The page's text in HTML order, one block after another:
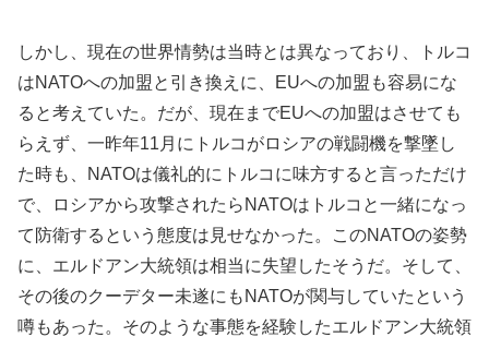
しかし、現在の世界情勢は当時とは異なっており、トルコ
はNATOへの加盟と引き換えに、EUへの加盟も容易にな
ると考えていた。だが、現在までEUへの加盟はさせても
らえず、一昨年11月にトルコがロシアの戦闘機を撃墜し
た時も、NATOは儀礼的にトルコに味方すると言っただけ
で、ロシアから攻撃されたらNATOはトルコと一緒になっ
て防衛するという態度は見せなかった。このNATOの姿勢
に、エルドアン大統領は相当に失望したそうだ。そして、
その後のクーデター未遂にもNATOが関与していたという
噂もあった。そのような事態を経験したエルドアン大統領